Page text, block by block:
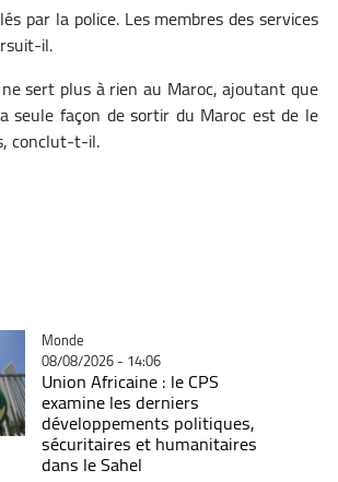
par la police. Les membres des services
il.
sert plus à rien au Maroc, ajoutant que
seule façon de sortir du Maroc est de le
conclut-t-il.
Catégorie
Monde
08/08/2026 - 14:06
Union Africaine : le CPS
examine les derniers
développements politiques,
sécuritaires et humanitaires
dans le Sahel